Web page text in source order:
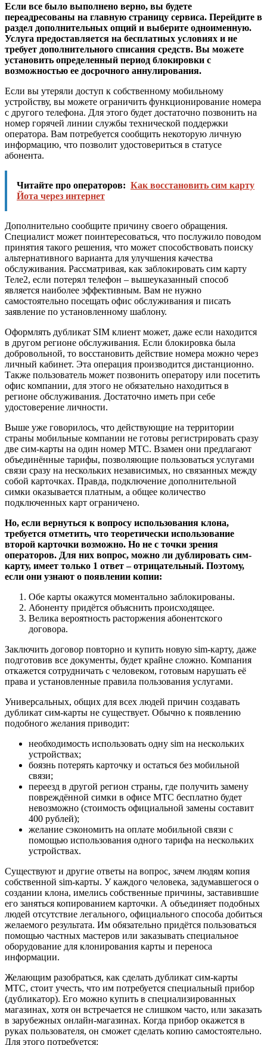
Если все было выполнено верно, вы будете
переадресованы на главную страницу сервиса. Перейдите в
раздел дополнительных опций и выберите одноименную.
Услуга предоставляется на бесплатных условиях и не
требует дополнительного списания средств. Вы можете
установить определенный период блокировки с
возможностью ее досрочного аннулирования.
Если вы утеряли доступ к собственному мобильному
устройству, вы можете ограничить функционирование номера
с другого телефона. Для этого будет достаточно позвонить на
номер горячей линии службы технической поддержки
оператора. Вам потребуется сообщить некоторую личную
информацию, что позволит удостовериться в статусе
абонента.
Читайте про операторов: Как восстановить сим карту
Йота через интернет
Дополнительно сообщите причину своего обращения.
Специалист может поинтересоваться, что послужило поводом
принятия такого решения, что может способствовать поиску
альтернативного варианта для улучшения качества
обслуживания. Рассматривая, как заблокировать сим карту
Теле2, если потерял телефон – вышеуказанный способ
является наиболее эффективным. Вам не нужно
самостоятельно посещать офис обслуживания и писать
заявление по установленному шаблону.
Оформлять дубликат SIM клиент может, даже если находится
в другом регионе обслуживания. Если блокировка была
добровольной, то восстановить действие номера можно через
личный кабинет. Эта операция производится дистанционно.
Также пользователь может позвонить оператору или посетить
офис компании, для этого не обязательно находиться в
регионе обслуживания. Достаточно иметь при себе
удостоверение личности.
Выше уже говорилось, что действующие на территории
страны мобильные компании не готовы регистрировать сразу
две сим-карты на один номер МТС. Взамен они предлагают
объединённые тарифы, позволяющие пользоваться услугами
связи сразу на нескольких независимых, но связанных между
собой карточках. Правда, подключение дополнительной
симки оказывается платным, а общее количество
подключенных карт ограничено.
Но, если вернуться к вопросу использования клона,
требуется отметить, что теоретически использование
второй карточки возможно. Но не с точки зрения
операторов. Для них вопрос, можно ли дублировать сим-
карту, имеет только 1 ответ – отрицательный. Поэтому,
если они узнают о появлении копии:
Обе карты окажутся моментально заблокированы.
Абоненту придётся объяснить происходящее.
Велика вероятность расторжения абонентского
договора.
Заключить договор повторно и купить новую sim-карту, даже
подготовив все документы, будет крайне сложно. Компания
откажется сотрудничать с человеком, готовым нарушать её
права и установленные правила пользования услугами.
Универсальных, общих для всех людей причин создавать
дубликат сим-карты не существует. Обычно к появлению
подобного желания приводит:
необходимость использовать одну sim на нескольких
устройствах;
боязнь потерять карточку и остаться без мобильной
связи;
переезд в другой регион страны, где получить замену
повреждённой симки в офисе МТС бесплатно будет
невозможно (стоимость официальной замены составит
400 рублей);
желание сэкономить на оплате мобильной связи с
помощью использования одного тарифа на нескольких
устройствах.
Существуют и другие ответы на вопрос, зачем людям копия
собственной sim-карты. У каждого человека, задумавшегося о
создании клона, имелись собственные причины, заставившие
его заняться копированием карточки. А объединяет подобных
людей отсутствие легального, официального способа добиться
желаемого результата. Им обязательно придётся пользоваться
помощью частных мастеров или заказывать специальное
оборудование для клонирования карты и переноса
информации.
Желающим разобраться, как сделать дубликат сим-карты
МТС, стоит учесть, что им потребуется специальный прибор
(дубликатор). Его можно купить в специализированных
магазинах, хотя он встречается не слишком часто, или заказать
в зарубежных онлайн-магазинах. Когда прибор окажется в
руках пользователя, он сможет сделать копию самостоятельно.
Для этого потребуется: